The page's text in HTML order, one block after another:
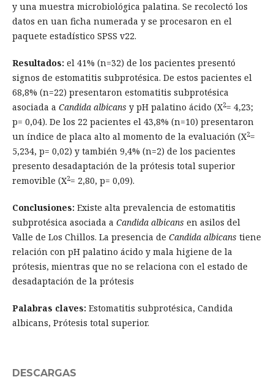
y una muestra microbiológica palatina. Se recolectó los
datos en uan ficha numerada y se procesaron en el
paquete estadístico SPSS v22.
Resultados: el 41% (n=32) de los pacientes presentó
signos de estomatitis subprotésica. De estos pacientes el
68,8% (n=22) presentaron estomatitis subprotésica
asociada a Candida albicans y pH palatino ácido (X2= 4,23;
p= 0,04). De los 22 pacientes el 43,8% (n=10) presentaron
un índice de placa alto al momento de la evaluación (X2=
5,234, p= 0,02) y también 9,4% (n=2) de los pacientes
presento desadaptación de la prótesis total superior
removible (X2= 2,80, p= 0,09).
Conclusiones: Existe alta prevalencia de estomatitis
subprotésica asociada a Candida albicans en asilos del
Valle de Los Chillos. La presencia de Candida albicans tiene
relación con pH palatino ácido y mala higiene de la
prótesis, mientras que no se relaciona con el estado de
desadaptación de la prótesis
Palabras claves: Estomatitis subprotésica, Candida
albicans, Prótesis total superior.
DESCARGAS